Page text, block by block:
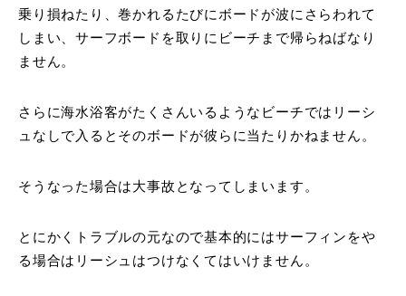
乗り損ねたり、巻かれるたびにボードが波にさらわれて
しまい、サーフボードを取りにビーチまで帰らねばなり
ません。
さらに海水浴客がたくさんいるようなビーチではリーシ
ュなしで入るとそのボードが彼らに当たりかねません。
そうなった場合は大事故となってしまいます。
とにかくトラブルの元なので基本的にはサーフィンをや
る場合はリーシュはつけなくてはいけません。